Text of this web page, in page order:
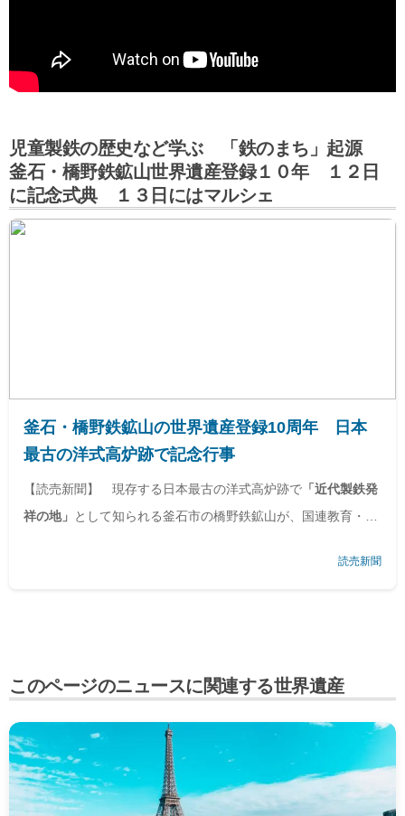
児童製鉄の歴史など学ぶ 「鉄のまち」起源
釜石・橋野鉄鉱山世界遺産登録１０年 １２日
に記念式典 １３日にはマルシェ
釜石・橋野鉄鉱山の世界遺産登録10周年 日本
最古の洋式高炉跡で記念行事
【読売新聞】 現存する日本最古の洋式高炉跡で 「近代製鉄発
祥の地」 として知られる釜石市の橋野鉄鉱山が、国連教育・科
としての起源にな
読売新聞
このページのニュースに関連する世界遺産